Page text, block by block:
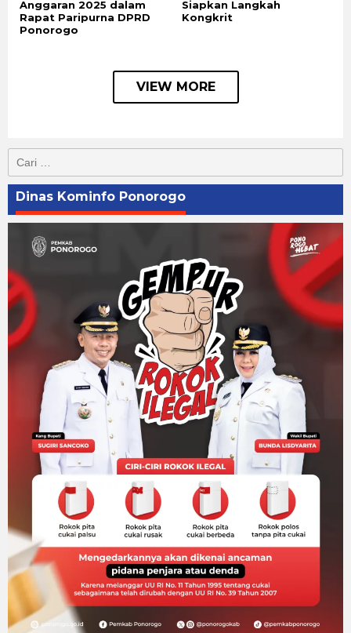
Anggaran 2025 dalam
Rapat Paripurna DPRD
Ponorogo
Siapkan Langkah
Kongkrit
VIEW MORE
untuk:
Dinas Kominfo Ponorogo